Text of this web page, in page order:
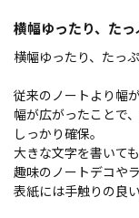
横幅ゆったり、たっ
横幅ゆったり、たっぷ
従来のノートより幅
幅が広がったことで
しっかり確保。
大きな文字を書いて
趣味のノートデコや
表紙には手触りの良